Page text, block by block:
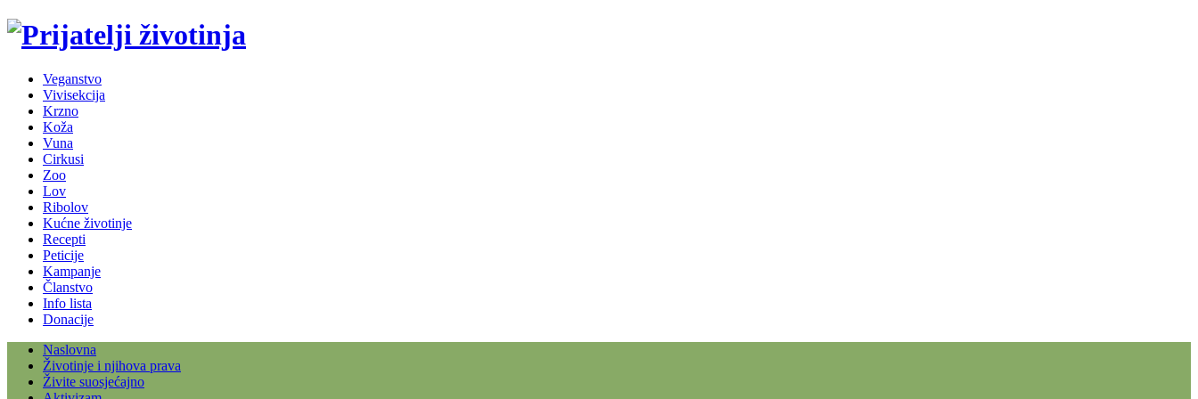
Veganstvo
Vivisekcija
Krzno
Koža
Vuna
Cirkusi
Zoo
Lov
Ribolov
Kućne životinje
Recepti
Peticije
Kampanje
Članstvo
Info lista
Donacije
Naslovna
Životinje i njihova prava
Živite suosjećajno